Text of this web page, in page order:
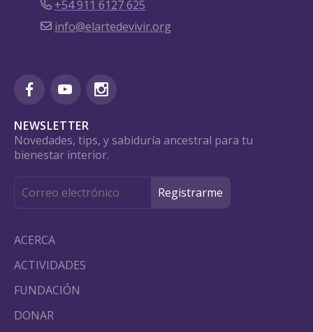
+54 911 6127 625
info@elartedevivir.org
NEWSLETTER
Novedades, tips, y sabiduría ancestral para tu
bienestar interior.
ACERCA
ACTIVIDADES
FUNDACIÓN
DONAR